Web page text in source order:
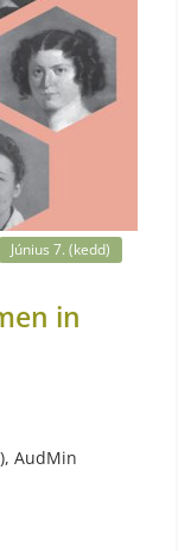
Június 7. (kedd)
in
AudMin